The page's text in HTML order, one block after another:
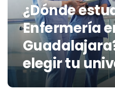
¿Dónde
Enfermería
elegir tu